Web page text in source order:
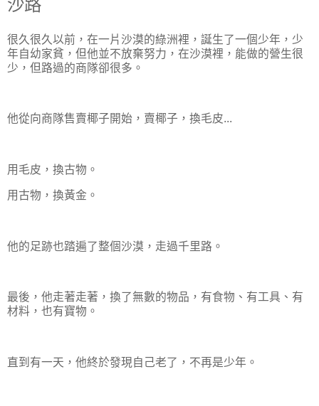
沙路
很久很久以前，在一片沙漠的綠洲裡，誕生了一個少年，少
年自幼家貧，但他並不放棄努力，在沙漠裡，能做的營生很
少，但路過的商隊卻很多。
他從向商隊售賣椰子開始，賣椰子，換毛皮...
用毛皮，換古物。
用古物，換黃金。
他的足跡也踏遍了整個沙漠，走過千里路。
最後，他走著走著，換了無數的物品，有食物、有工具、有
材料，也有寶物。
直到有一天，他終於發現自己老了，不再是少年。